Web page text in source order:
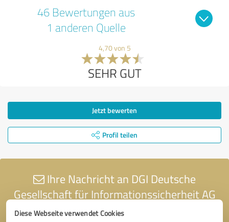
Diese Webseite verwendet Cookies
46 Bewertungen aus
1 anderen Quelle
4,70 von 5
SEHR GUT
Jetzt bewerten
Profil teilen
Ihre Nachricht an DGI Deutsche
Gesellschaft für Informationssicherheit AG